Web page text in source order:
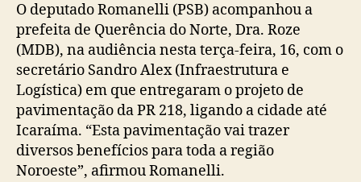
O deputado Romanelli (PSB) acompanhou a
prefeita de Querência do Norte, Dra. Roze
(MDB), na audiência nesta terça-feira, 16, com o
secretário Sandro Alex (Infraestrutura e
Logística) em que entregaram o projeto de
pavimentação da PR 218, ligando a cidade até
Icaraíma. “Esta pavimentação vai trazer
diversos benefícios para toda a região
Noroeste”, afirmou Romanelli.